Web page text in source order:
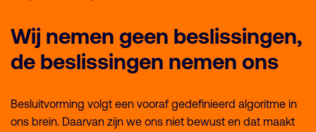
Wij nemen geen beslissingen,
de beslissingen nemen ons
Besluitvorming volgt een vooraf gedefinieerd algoritme in
ons brein. Daarvan zijn we ons niet bewust en dat maakt